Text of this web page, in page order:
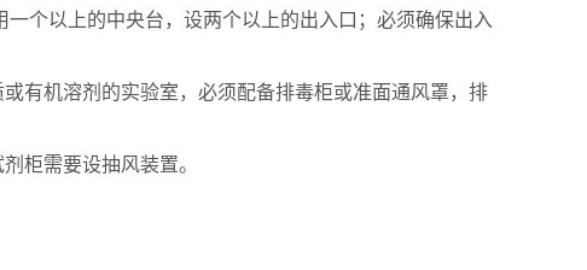
个以上的中央台，设两个以上的出入口；必须确保出入
有机溶剂的实验室，必须配备排毒柜或准面通风罩，排
柜需要设抽风装置。